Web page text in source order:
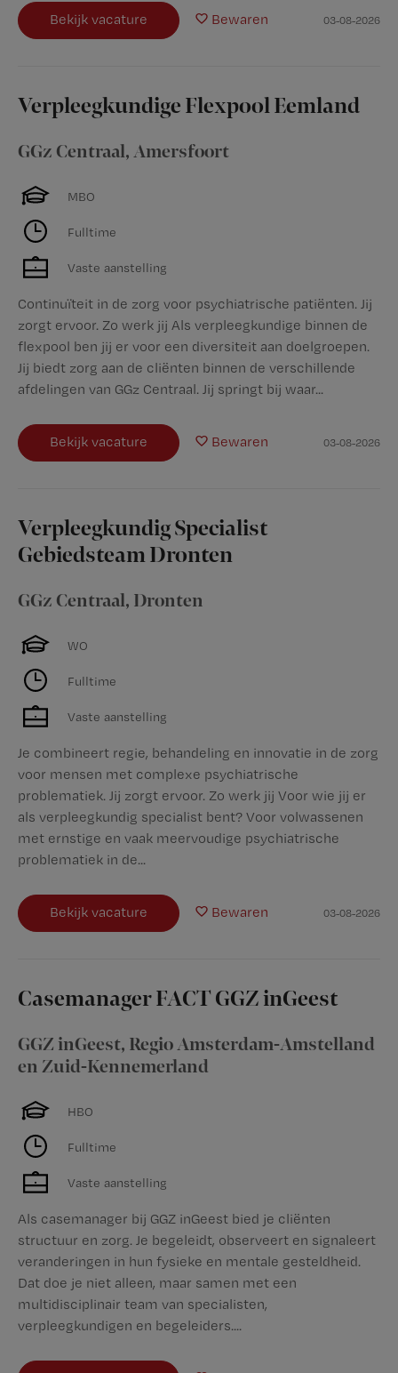
Bekijk vacature Bewaren 03-08-2026
Verpleegkundige Flexpool Eemland
GGz Centraal, Amersfoort
MBO
Fulltime
Vaste aanstelling
Continuïteit in de zorg voor psychiatrische patiënten. Jij
zorgt ervoor. Zo werk jij Als verpleegkundige binnen de
flexpool ben jij er voor een diversiteit aan doelgroepen.
Jij biedt zorg aan de cliënten binnen de verschillende
afdelingen van GGz Centraal. Jij springt bij waar...
Bekijk vacature Bewaren 03-08-2026
Verpleegkundig Specialist
Gebiedsteam Dronten
GGz Centraal, Dronten
WO
Fulltime
Vaste aanstelling
Je combineert regie, behandeling en innovatie in de zorg
voor mensen met complexe psychiatrische
problematiek. Jij zorgt ervoor. Zo werk jij Voor wie jij er
als verpleegkundig specialist bent? Voor volwassenen
met ernstige en vaak meervoudige psychiatrische
problematiek in de...
Bekijk vacature Bewaren 03-08-2026
Casemanager FACT GGZ inGeest
GGZ inGeest, Regio Amsterdam-Amstelland
en Zuid-Kennemerland
HBO
Fulltime
Vaste aanstelling
Als casemanager bij GGZ inGeest bied je cliënten
structuur en zorg. Je begeleidt, observeert en signaleert
veranderingen in hun fysieke en mentale gesteldheid.
Dat doe je niet alleen, maar samen met een
multidisciplinair team van specialisten,
verpleegkundigen en begeleiders....